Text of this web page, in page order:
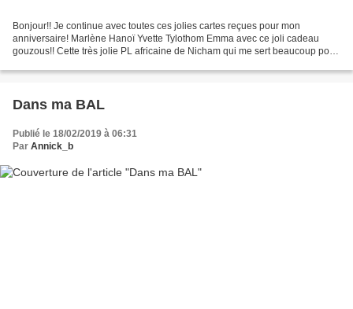
Bonjour!! Je continue avec toutes ces jolies cartes reçues pour mon
anniversaire! Marlène Hanoï Yvette Tylothom Emma avec ce joli cadeau
gouzous!! Cette très jolie PL africaine de Nicham qui me sert beaucoup pour
Dans ma BAL
Publié le 18/02/2019 à 06:31
Par Annick_b